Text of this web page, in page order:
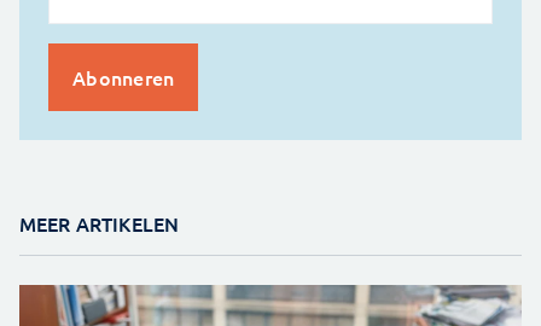
MEER ARTIKELEN